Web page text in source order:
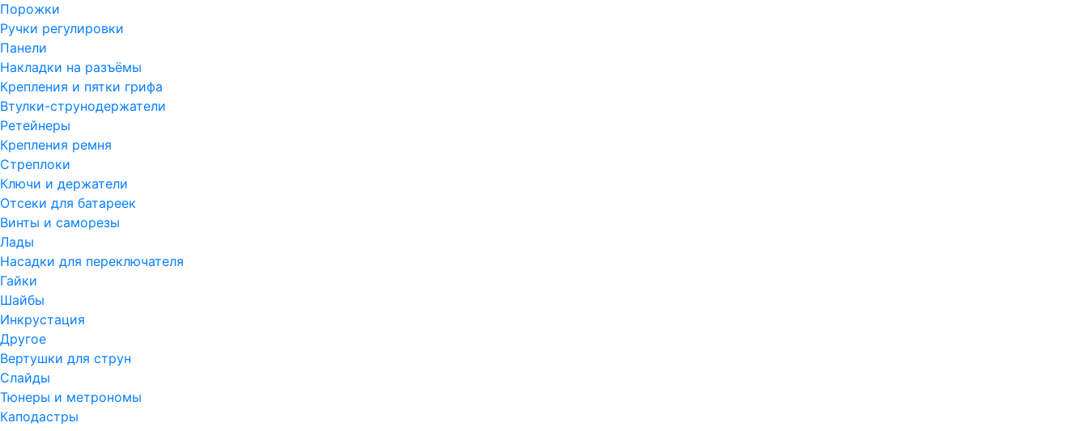
Порожки
Ручки регулировки
Панели
Накладки на разъёмы
Крепления и пятки грифа
Втулки-струнодержатели
Ретейнеры
Крепления ремня
Стреплоки
Ключи и держатели
Отсеки для батареек
Винты и саморезы
Лады
Насадки для переключателя
Гайки
Шайбы
Инкрустация
Другое
Вертушки для струн
Слайды
Тюнеры и метрономы
Каподастры